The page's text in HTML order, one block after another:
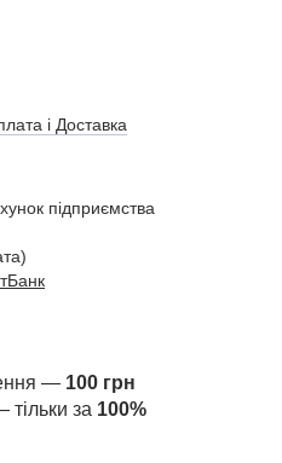
і Доставка
підприємства
— 100 грн
тільки за 100%